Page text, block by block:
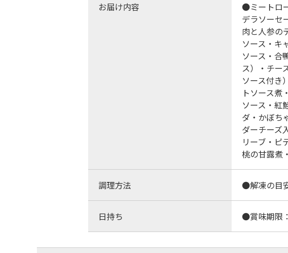
お届け内容
●ミートロ
デラソーセ
肉と人参の
ソース・キ
ソース・合
ス）・チー
ソース付き
トソース煮
ソース・紅
ダ・かぼち
ダーチーズ
リーブ・ピ
桃の甘露煮
調理方法 ●解凍の目
日持ち ●賞味期限